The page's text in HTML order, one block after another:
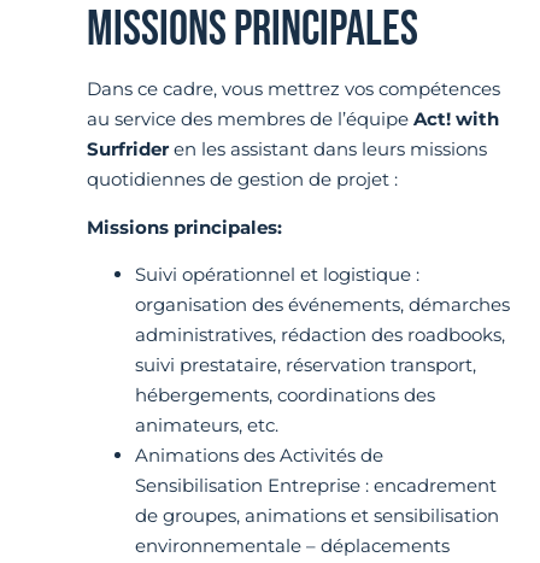
MISSIONS PRINCIPALES
Dans ce cadre, vous mettrez vos compétences
au service des membres de l’équipeAct! with
Surfrider en les assistant dans leurs missions
quotidiennes de gestion de projet :
Missions principales:
Suivi opérationnel et logistique :
organisation des événements, démarches
administratives, rédaction des roadbooks,
suivi prestataire, réservation transport,
hébergements, coordinations des
animateurs, etc.
Animations des Activités de
Sensibilisation Entreprise : encadrement
de groupes, animations et sensibilisation
environnementale – déplacements